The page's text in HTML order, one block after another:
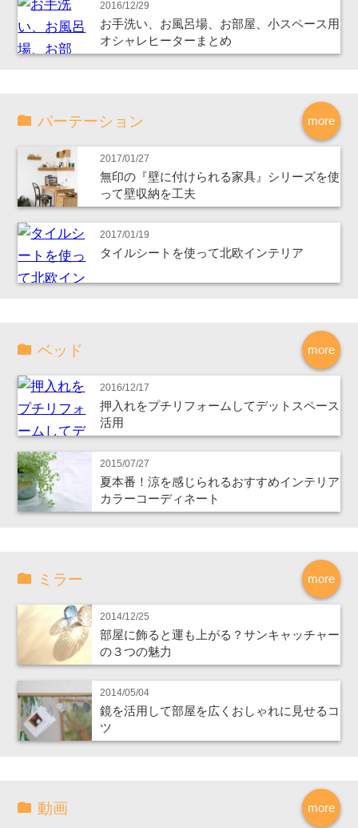
2016/12/29
お手洗い、お風呂場、お部屋、小スペース用
オシャレヒーターまとめ
more
パーテーション
2017/01/27
無印の『壁に付けられる家具』シリーズを使
って壁収納を工夫
2017/01/19
タイルシートを使って北欧インテリア
more
ベッド
2016/12/17
押入れをプチリフォームしてデットスペース
活用
2015/07/27
夏本番！涼を感じられるおすすめインテリア
カラーコーディネート
more
ミラー
2014/12/25
部屋に飾ると運も上がる？サンキャッチャー
の３つの魅力
2014/05/04
鏡を活用して部屋を広くおしゃれに見せるコ
ツ
more
動画